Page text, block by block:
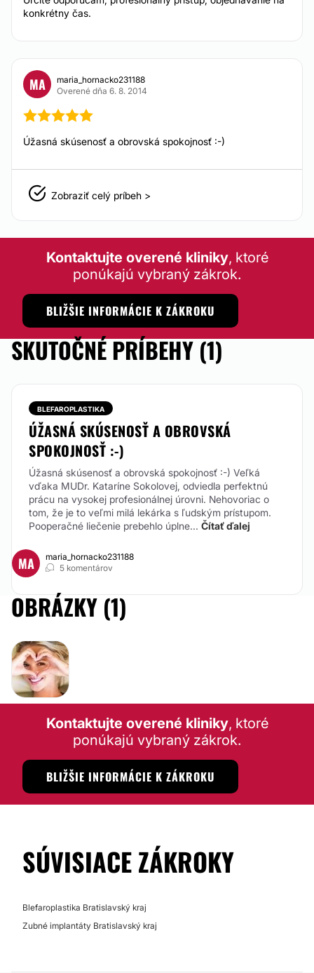
konkrétny čas.
MA
maria_hornacko231188
Overené dňa 6. 8. 2014
Úžasná skúsenosť a obrovská spokojnosť :-)
Zobraziť celý príbeh >
Kontaktujte overené kliniky, ktoré
ponúkajú vybraný zákrok.
BLIŽŠIE INFORMÁCIE K ZÁKROKU
SKUTOČNÉ PRÍBEHY (1)
BLEFAROPLASTIKA
ÚŽASNÁ SKÚSENOSŤ A OBROVSKÁ
SPOKOJNOSŤ :-)
Úžasná skúsenosť a obrovská spokojnosť :-) Veľká
vďaka MUDr. Kataríne Sokolovej, odviedla perfektnú
prácu na vysokej profesionálnej úrovni. Nehovoriac o
tom, že je to veľmi milá lekárka s ľudským prístupom.
Pooperačné liečenie prebehlo úplne... Čítať ďalej
MA
maria_hornacko231188
5 komentárov
OBRÁZKY (1)
Kontaktujte overené kliniky, ktoré
ponúkajú vybraný zákrok.
BLIŽŠIE INFORMÁCIE K ZÁKROKU
SÚVISIACE ZÁKROKY
Blefaroplastika Bratislavský kraj
Zubné implantáty Bratislavský kraj